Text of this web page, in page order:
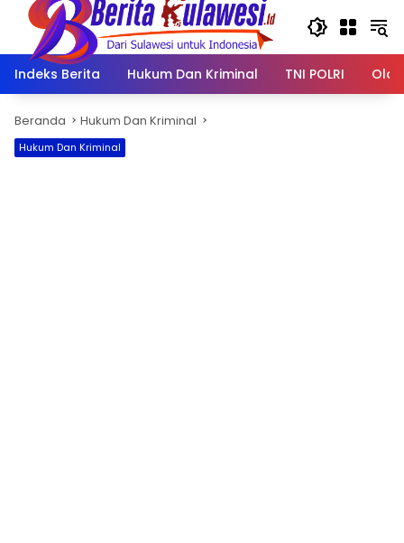
Langsung
konten
Indeks Berita
Hukum Dan Kriminal TNI POLRI
Beranda Hukum Dan Kriminal
Hukum Dan Kriminal